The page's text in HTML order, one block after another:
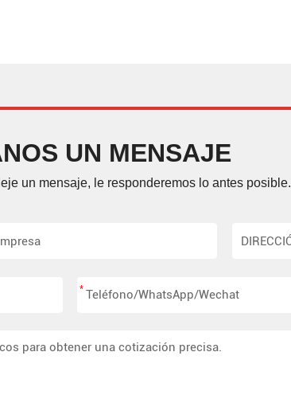
UN MENSAJE
un mensaje, le responderemos lo antes posible.
*